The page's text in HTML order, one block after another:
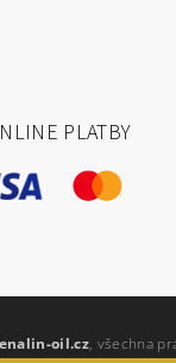
PLATBY
oil.cz, všechna